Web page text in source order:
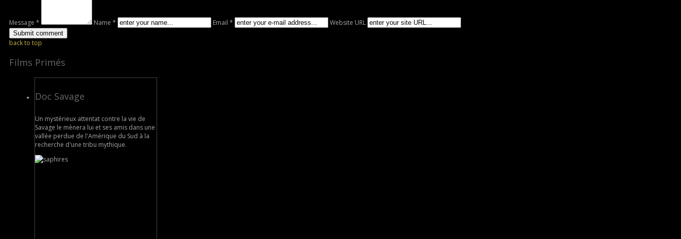
Message * Name * Email * Website URL
back to top
Films Primés
Doc Savage
Un mystérieux attentat contre la vie de
Savage le mènera lui et ses amis dans une
vallée perdue de l'Amérique du Sud à la
recherche d'une tribu mythique.